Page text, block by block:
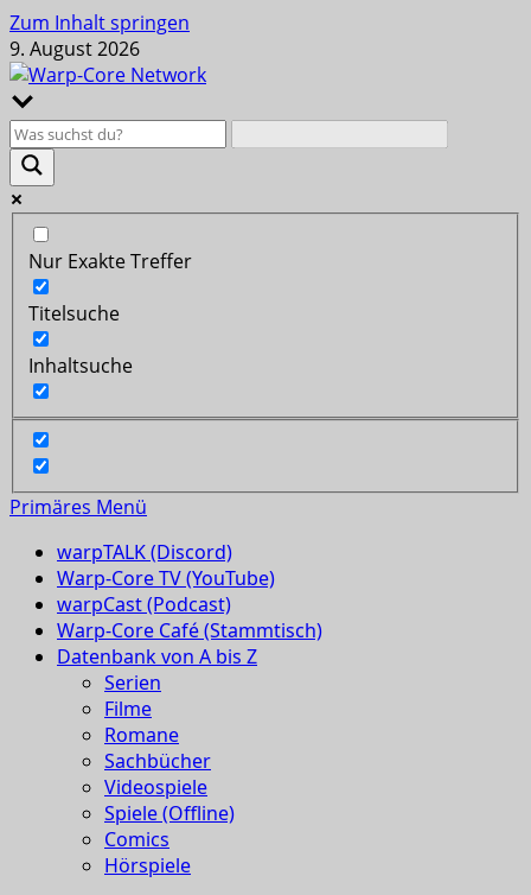
Zum Inhalt springen
9. August 2026
Nur Exakte Treffer
Titelsuche
Inhaltsuche
Primäres Menü
warpTALK (Discord)
Warp-Core TV (YouTube)
warpCast (Podcast)
Warp-Core Café (Stammtisch)
Datenbank von A bis Z
Serien
Filme
Romane
Sachbücher
Videospiele
Spiele (Offline)
Comics
Hörspiele